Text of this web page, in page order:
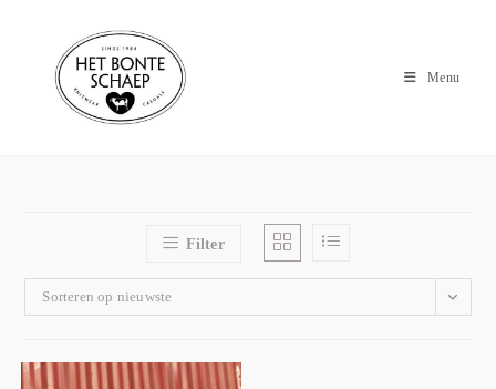
Menu
Filter
Sorteren op nieuwste